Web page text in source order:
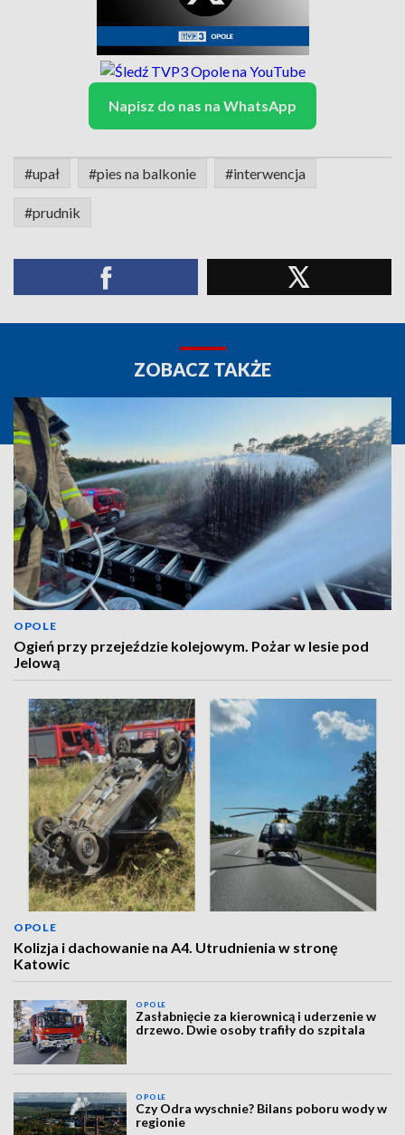
Napisz do nas na WhatsApp
#upał #pies na balkonie #interwencja
#prudnik
ZOBACZ TAKŻE
OPOLE
Ogień przy przejeździe kolejowym. Pożar w lesie pod
Jelową
OPOLE
Kolizja i dachowanie na A4. Utrudnienia w stronę
Katowic
OPOLE
Zasłabnięcie za kierownicą i uderzenie w
drzewo. Dwie osoby trafiły do szpitala
OPOLE
Czy Odra wyschnie? Bilans poboru wody w
regionie